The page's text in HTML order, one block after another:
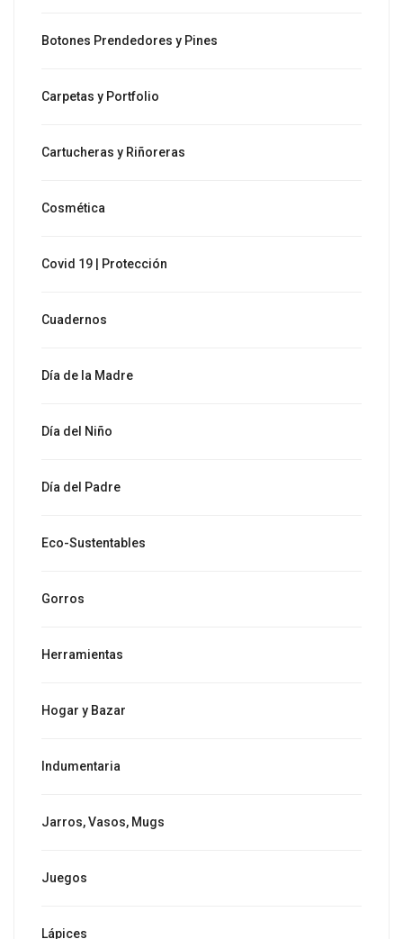
Botones Prendedores y Pines
Carpetas y Portfolio
Cartucheras y Riñoreras
Cosmética
Covid 19 | Protección
Cuadernos
Día de la Madre
Día del Niño
Día del Padre
Eco-Sustentables
Gorros
Herramientas
Hogar y Bazar
Indumentaria
Jarros, Vasos, Mugs
Juegos
Lápices